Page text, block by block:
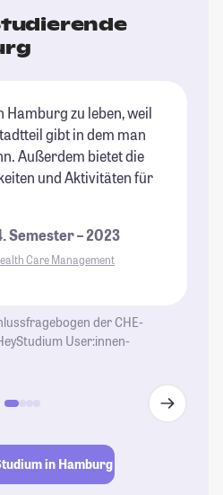
Hamburg zu leben, weil
gibt in dem man
Außerdem bietet die
und Aktivitäten für
Semester – 2023
Care Management
der CHE-
User:innen-
in Hamburg